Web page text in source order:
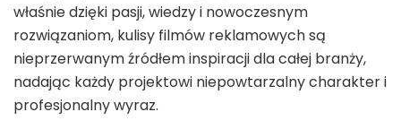
właśnie dzięki pasji, wiedzy i nowoczesnym
rozwiązaniom, kulisy filmów reklamowych są
nieprzerwanym źródłem inspiracji dla całej branży,
nadając każdy projektowi niepowtarzalny charakter i
profesjonalny wyraz.